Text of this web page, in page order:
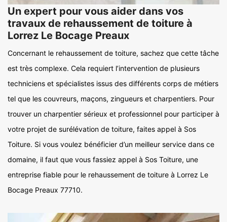
Un expert pour vous aider dans vos
travaux de rehaussement de toiture à
Lorrez Le Bocage Preaux
Concernant le rehaussement de toiture, sachez que cette tâche
est très complexe. Cela requiert l’intervention de plusieurs
techniciens et spécialistes issus des différents corps de métiers
tel que les couvreurs, maçons, zingueurs et charpentiers. Pour
trouver un charpentier sérieux et professionnel pour participer à
votre projet de surélévation de toiture, faites appel à Sos
Toiture. Si vous voulez bénéficier d’un meilleur service dans ce
domaine, il faut que vous fassiez appel à Sos Toiture, une
entreprise fiable pour le rehaussement de toiture à Lorrez Le
Bocage Preaux 77710.